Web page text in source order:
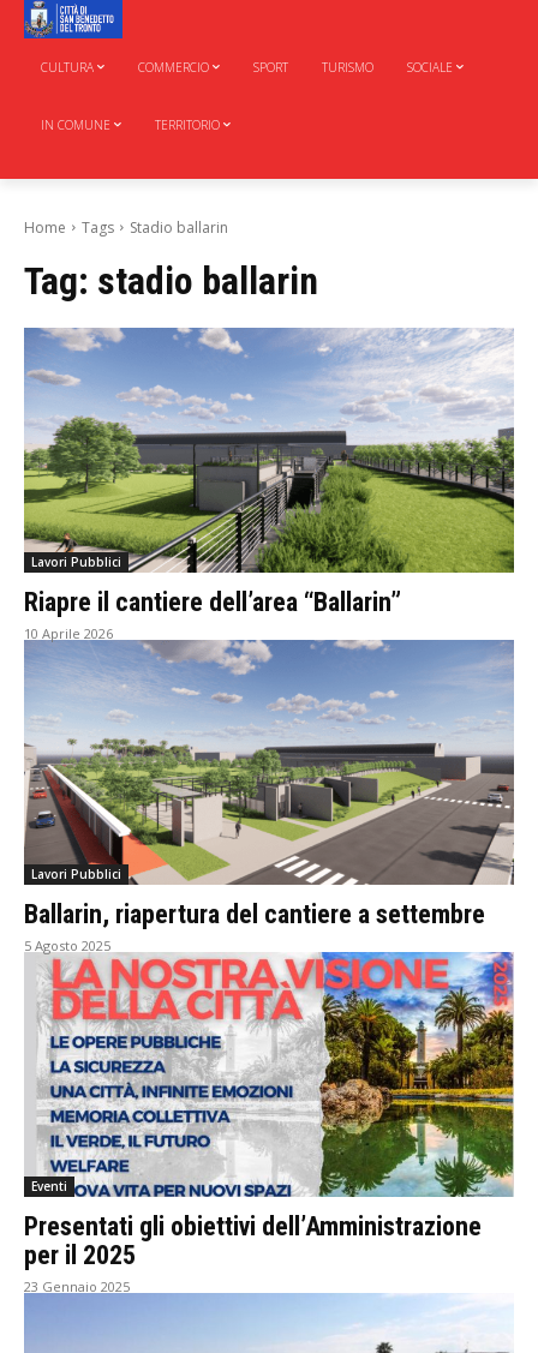
CULTURA COMMERCIO SPORT TURISMO SOCIALE
IN COMUNE TERRITORIO
Home Tags Stadio ballarin
Tag: stadio ballarin
Lavori Pubblici
Riapre il cantiere dell’area “Ballarin”
10 Aprile 2026
Lavori Pubblici
Ballarin, riapertura del cantiere a settembre
5 Agosto 2025
Eventi
Presentati gli obiettivi dell’Amministrazione
per il 2025
23 Gennaio 2025